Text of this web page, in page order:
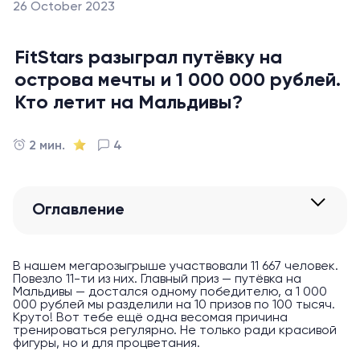
26 October 2023
FitStars разыграл путёвку на
острова мечты и 1 000 000 рублей.
Кто летит на Мальдивы?
2 мин. 4
Оглавление
В нашем мегарозыгрыше участвовали 11 667 человек.
Повезло 11-ти из них. Главный приз — путёвка на
Мальдивы — достался одному победителю, а 1 000
000 рублей мы разделили на 10 призов по 100 тысяч.
Круто! Вот тебе ещё одна весомая причина
тренироваться регулярно. Не только ради красивой
фигуры, но и для процветания.